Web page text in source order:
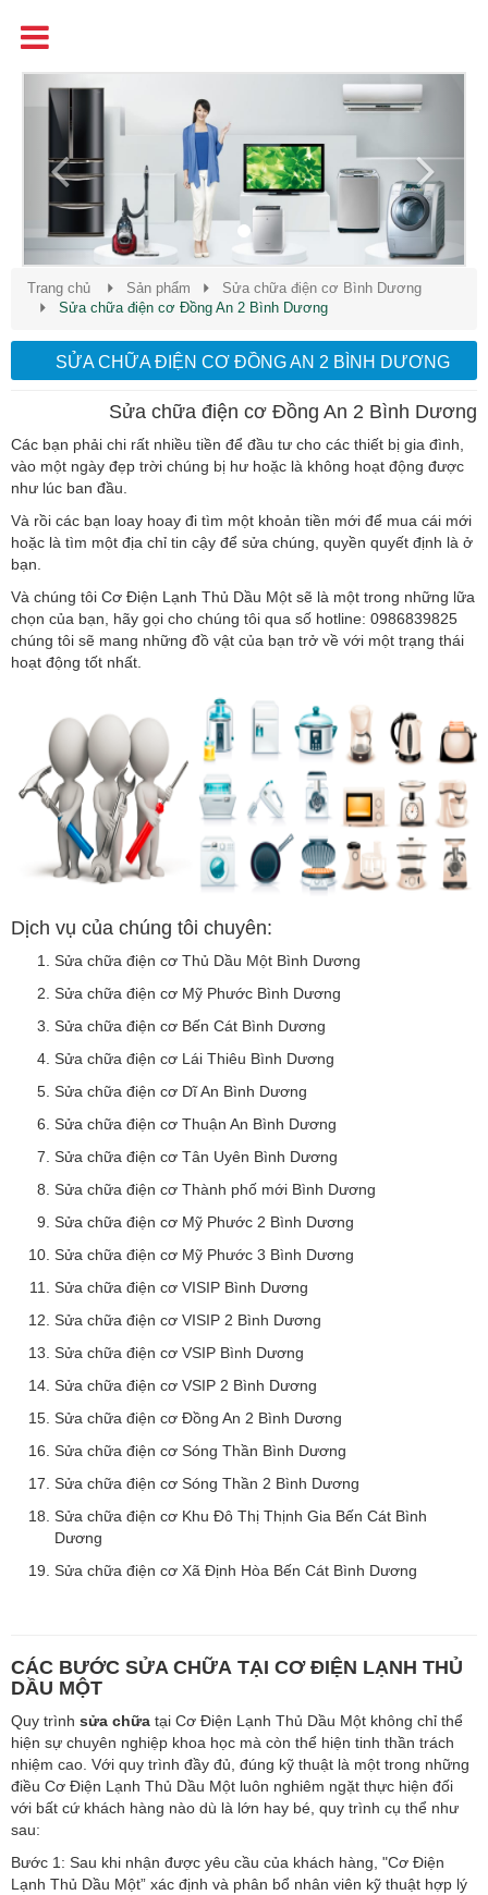
Previous
Trang chủ Sản phẩm
Sửa chữa điện cơ Bình Dương
Sửa chữa điện cơ Đồng An 2 Bình Dương
SỬA CHỮA ĐIỆN CƠ ĐỒNG AN 2 BÌNH DƯƠNG
Sửa chữa điện cơ Đồng An 2 Bình Dương
Các bạn phải chi rất nhiều tiền để đầu tư cho các thiết bị gia đình,
vào một ngày đẹp trời chúng bị hư hoặc là không hoạt động được
như lúc ban đầu.
Và rồi các bạn loay hoay đi tìm một khoản tiền mới để mua cái mới
hoặc là tìm một địa chỉ tin cậy để sửa chúng, quyền quyết định là ở
bạn.
Và chúng tôi Cơ Điện Lạnh Thủ Dầu Một sẽ là một trong những lữa
chọn của bạn, hãy gọi cho chúng tôi qua số hotline: 0986839825
chúng tôi sẽ mang những đồ vật của bạn trở về với một trạng thái
hoạt động tốt nhất.
Dịch vụ của chúng tôi chuyên:
Sửa chữa điện cơ Thủ Dầu Một Bình Dương
Sửa chữa điện cơ Mỹ Phước Bình Dương
Sửa chữa điện cơ Bến Cát Bình Dương
Sửa chữa điện cơ Lái Thiêu Bình Dương
Sửa chữa điện cơ Dĩ An Bình Dương
Sửa chữa điện cơ Thuận An Bình Dương
Sửa chữa điện cơ Tân Uyên Bình Dương
Sửa chữa điện cơ Thành phố mới Bình Dương
Sửa chữa điện cơ Mỹ Phước 2 Bình Dương
Sửa chữa điện cơ Mỹ Phước 3 Bình Dương
Sửa chữa điện cơ VISIP Bình Dương
Sửa chữa điện cơ VISIP 2 Bình Dương
Sửa chữa điện cơ VSIP Bình Dương
Sửa chữa điện cơ VSIP 2 Bình Dương
Sửa chữa điện cơ Đồng An 2 Bình Dương
Sửa chữa điện cơ Sóng Thần Bình Dương
Sửa chữa điện cơ Sóng Thần 2 Bình Dương
Sửa chữa điện cơ Khu Đô Thị Thịnh Gia Bến Cát Bình
Dương
Sửa chữa điện cơ Xã Định Hòa Bến Cát Bình Dương
CÁC BƯỚC SỬA CHỮA TẠI CƠ ĐIỆN LẠNH THỦ
DẦU MỘT
Quy trình sửa chữa tại Cơ Điện Lạnh Thủ Dầu Một không chỉ thể
hiện sự chuyên nghiệp khoa học mà còn thể hiện tinh thần trách
nhiệm cao. Với quy trình đầy đủ, đúng kỹ thuật là một trong những
điều Cơ Điện Lạnh Thủ Dầu Một luôn nghiêm ngặt thực hiện đối
với bất cứ khách hàng nào dù là lớn hay bé, quy trình cụ thể như
sau:
Bước 1: Sau khi nhận được yêu cầu của khách hàng, "Cơ Điện
Lạnh Thủ Dầu Một” xác định và phân bổ nhân viên kỹ thuật hợp lý